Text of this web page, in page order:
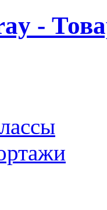
-